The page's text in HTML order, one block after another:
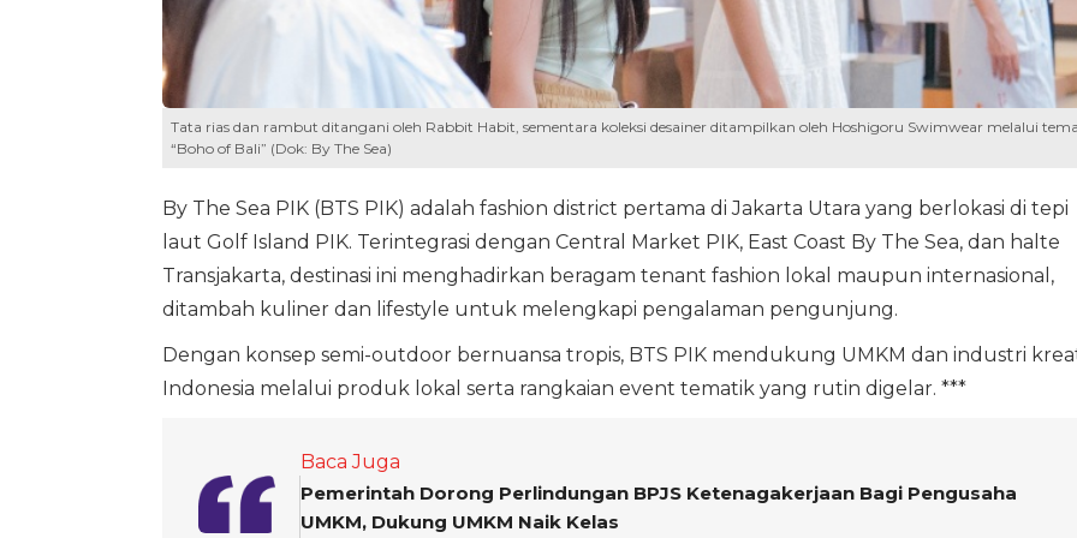
Tata rias dan rambut ditangani oleh Rabbit Habit, sementara koleksi desainer ditampilkan oleh Hoshigoru Swimwear melalui
“Boho of Bali” (Dok: By The Sea)
By The Sea PIK (BTS PIK) adalah fashion district pertama di Jakarta Utara yang berlokasi di tepi
laut Golf Island PIK. Terintegrasi dengan Central Market PIK, East Coast By The Sea, dan halte
Transjakarta, destinasi ini menghadirkan beragam tenant fashion lokal maupun internasional,
ditambah kuliner dan lifestyle untuk melengkapi pengalaman pengunjung.
Dengan konsep semi-outdoor bernuansa tropis, BTS PIK mendukung UMKM dan industri
Indonesia melalui produk lokal serta rangkaian event tematik yang rutin digelar. ***
Baca Juga
Pemerintah Dorong Perlindungan BPJS Ketenagakerjaan Bagi Pengusaha
UMKM, Dukung UMKM Naik Kelas